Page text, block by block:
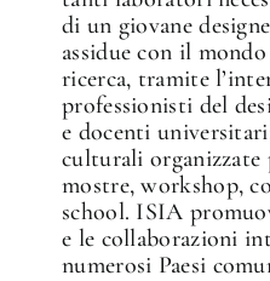
di un giovane
assidue con il
ricerca, tramite
professionisti del
e docenti
culturali
mostre, workshop,
school. ISIA
e le collaborazioni
numerosi Paesi